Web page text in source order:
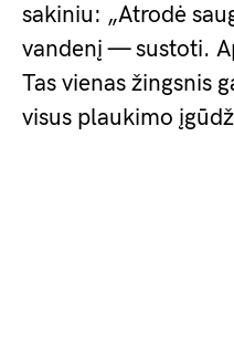
sakiniu: „Atrodė
vandenį — sustoti.
Tas vienas žingsnis
visus plaukimo